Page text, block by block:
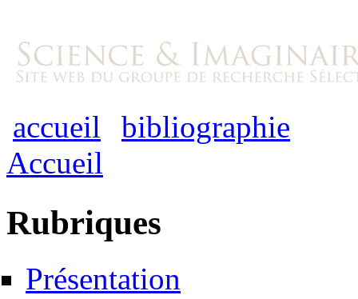
accueil
bibliographie
Accueil
Rubriques
Présentation